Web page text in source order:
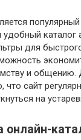
каталог
для
и общению.
что сайт
на